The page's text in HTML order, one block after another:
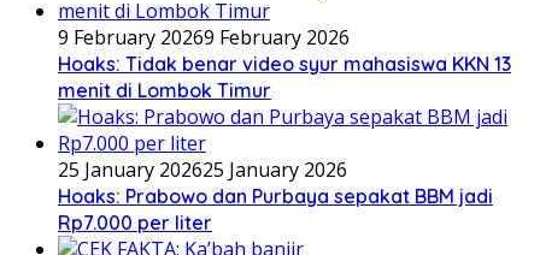
9 February 20269 February 2026
Hoaks: Tidak benar video syur mahasiswa KKN 13
menit di Lombok Timur
25 January 202625 January 2026
Hoaks: Prabowo dan Purbaya sepakat BBM jadi
Rp7.000 per liter